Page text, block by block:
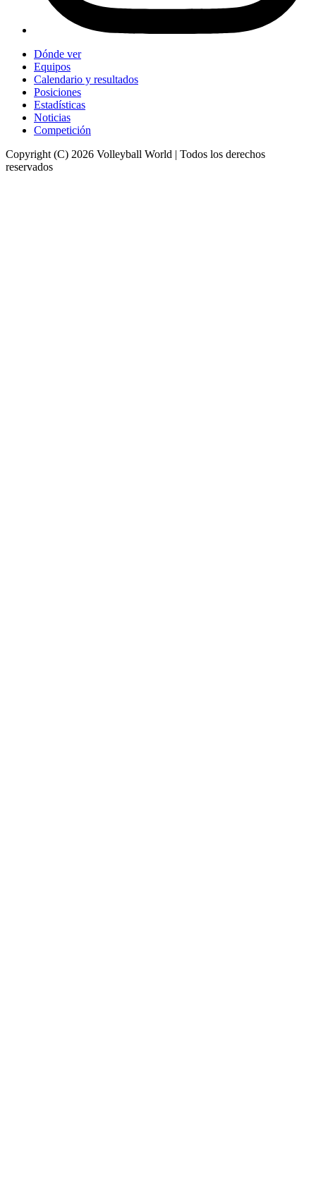
Dónde ver
Equipos
Calendario y resultados
Posiciones
Estadísticas
Noticias
Competición
Copyright (C) 2026 Volleyball World | Todos los derechos
reservados